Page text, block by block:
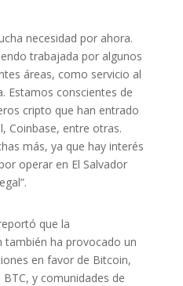
necesidad por ahora.
trabajada por algunos
áreas, como servicio al
Estamos conscientes de
cripto que han entrado
Coinbase, entre otras.
más, ya que hay interés
operar en El Salvador
que la
ha provocado un
en favor de Bitcoin,
y comunidades de